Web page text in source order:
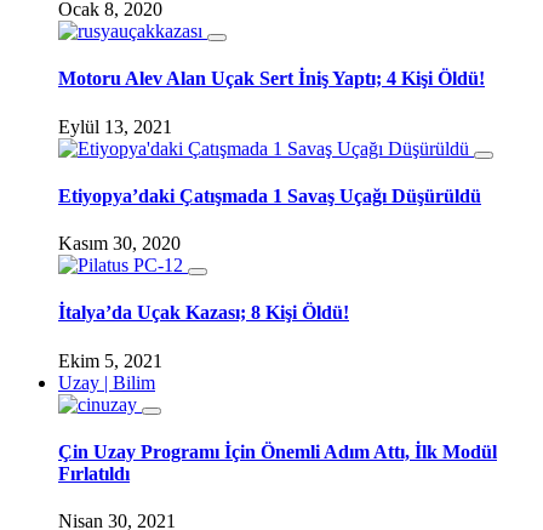
Ocak 8, 2020
Motoru Alev Alan Uçak Sert İniş Yaptı; 4 Kişi Öldü!
Eylül 13, 2021
Etiyopya’daki Çatışmada 1 Savaş Uçağı Düşürüldü
Kasım 30, 2020
İtalya’da Uçak Kazası; 8 Kişi Öldü!
Ekim 5, 2021
Uzay | Bilim
Çin Uzay Programı İçin Önemli Adım Attı, İlk Modül
Fırlatıldı
Nisan 30, 2021